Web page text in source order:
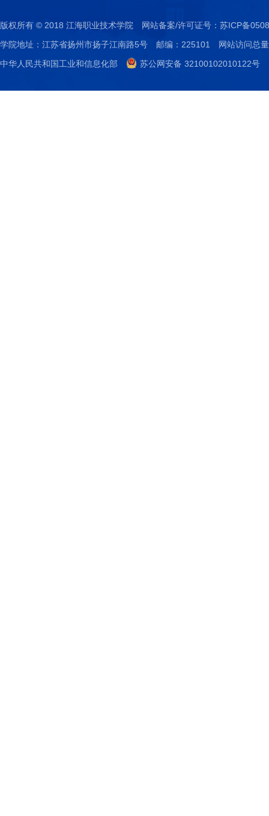
版权所有 © 2018 江海职业技术学院 网站备案/许可证号： 苏ICP备
学院地址：江苏省扬州市扬子江南路5号
邮编：225101
网站访问总
中华人民共和国工业和信息化部
苏公网安备 32100102010122号